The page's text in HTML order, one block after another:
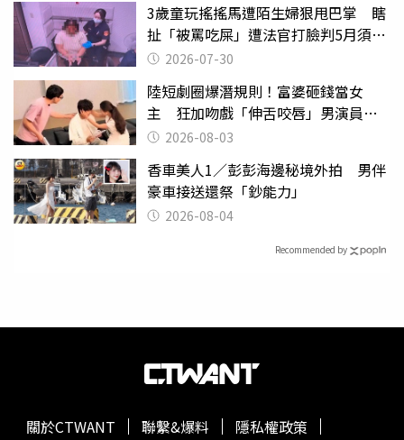
3歲童玩搖搖馬遭陌生婦狠甩巴掌 瞎
扯「被罵吃屎」遭法官打臉判5月須入
監 2026-07-30
陸短劇圈爆潛規則！富婆砸錢當女
主 狂加吻戲「伸舌咬唇」男演員崩
潰 2026-08-03
香車美人1／彭彭海邊秘境外拍 男伴
豪車接送還祭「鈔能力」
2026-08-04
Recommended by
關於CTWANT 聯繫&爆料 隱私權政策